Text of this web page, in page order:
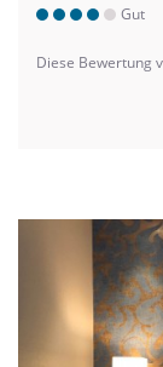
Gut
Diese Bewertung